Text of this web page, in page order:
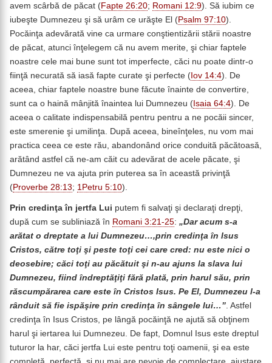
avem scârbă de păcat (Fapte 26:20; Romani 12:9). Să iubim ce
iubeşte Dumnezeu şi să urâm ce urăşte El (Psalm 97:10).
Pocăinţa adevărată vine ca urmare conştientizării stării noastre
de păcat, atunci înţelegem că nu avem merite, şi chiar faptele
noastre cele mai bune sunt tot imperfecte, căci nu poate dintr-o
fiinţă necurată să iasă fapte curate şi perfecte (Iov 14:4). De
aceea, chiar faptele noastre bune făcute înainte de convertire,
sunt ca o haină mânjită înaintea lui Dumnezeu (Isaia 64:4). De
aceea o calitate indispensabilă pentru pentru a ne pocăii sincer,
este smerenie şi umilinţa. După aceea, bineînţeles, nu vom mai
practica ceea ce este rău, abandonând orice conduită păcătoasă,
arătând astfel că ne-am căit cu adevărat de acele păcate, şi
Dumnezeu ne va ajuta prin puterea sa în această privinţă
(Proverbe 28:13; 1Petru 5:10).
Prin credinţa în jertfa Lui putem fi salvaţi şi declaraţi drepţi,
după cum se subliniază în Romani 3:21-25: „Dar acum s-a
arătat o dreptate a lui Dumnezeu…,prin credinţa în Isus
Cristos, către toţi şi peste toţi cei care cred: nu este nici o
deosebire; căci toţi au păcătuit şi n-au ajuns la slava lui
Dumnezeu, fiind îndreptăţiţi fără plată, prin harul său, prin
răscumpărarea care este în Cristos Isus. Pe El, Dumnezeu l-a
rânduit să fie ispăşire prin credinţa în sângele lui…”. Astfel
credinţa în Isus Cristos, pe lângă pocăinţă ne ajută să obţinem
harul şi iertarea lui Dumnezeu. De fapt, Domnul Isus este dreptul
tuturor la har, căci jertfa Lui este pentru toţi oamenii, şi ea este